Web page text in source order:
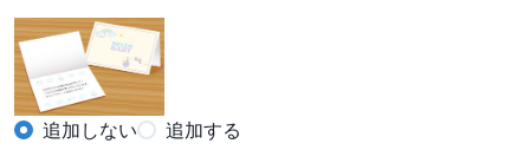
追加しない
追加する